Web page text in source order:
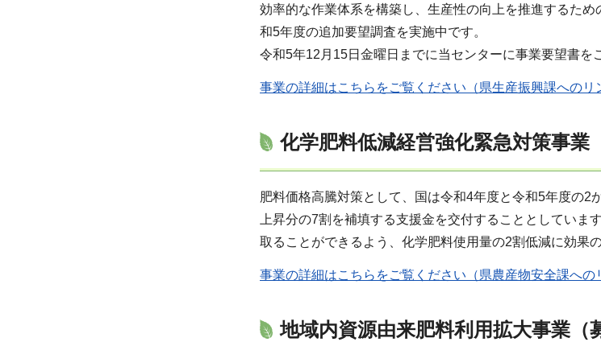
効率的な作業体系を構築し、生産性の向上を推進するた
和5年度の追加要望調査を実施中です。
令和5年12月15日金曜日までに当センターに事業要望書を
事業の詳細はこちらをご覧ください（県生産振興課へのリ
化学肥料低減経営強化緊急対策事業
肥料価格高騰対策として、国は令和4年度と令和5年度の2
上昇分の7割を補填する支援金を交付することとしてい
取ることができるよう、化学肥料使用量の2割低減に効果
事業の詳細はこちらをご覧ください（県農産物安全課への
地域内資源由来肥料利用拡大事業（